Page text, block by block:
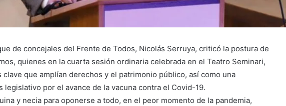
de concejales del Frente de Todos, Nicolás Serruya, criticó la postura de
quienes en la cuarta sesión ordinaria celebrada en el Teatro Seminari,
que amplían derechos y el patrimonio público, así como una
legislativo por el avance de la vacuna contra el Covid-19.
y necia para oponerse a todo, en el peor momento de la pandemia,